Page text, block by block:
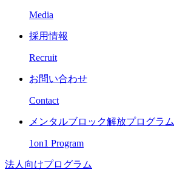
Media
採用情報
Recruit
お問い合わせ
Contact
メンタルブロック解放プログラム
1on1 Program
法人向けプログラム